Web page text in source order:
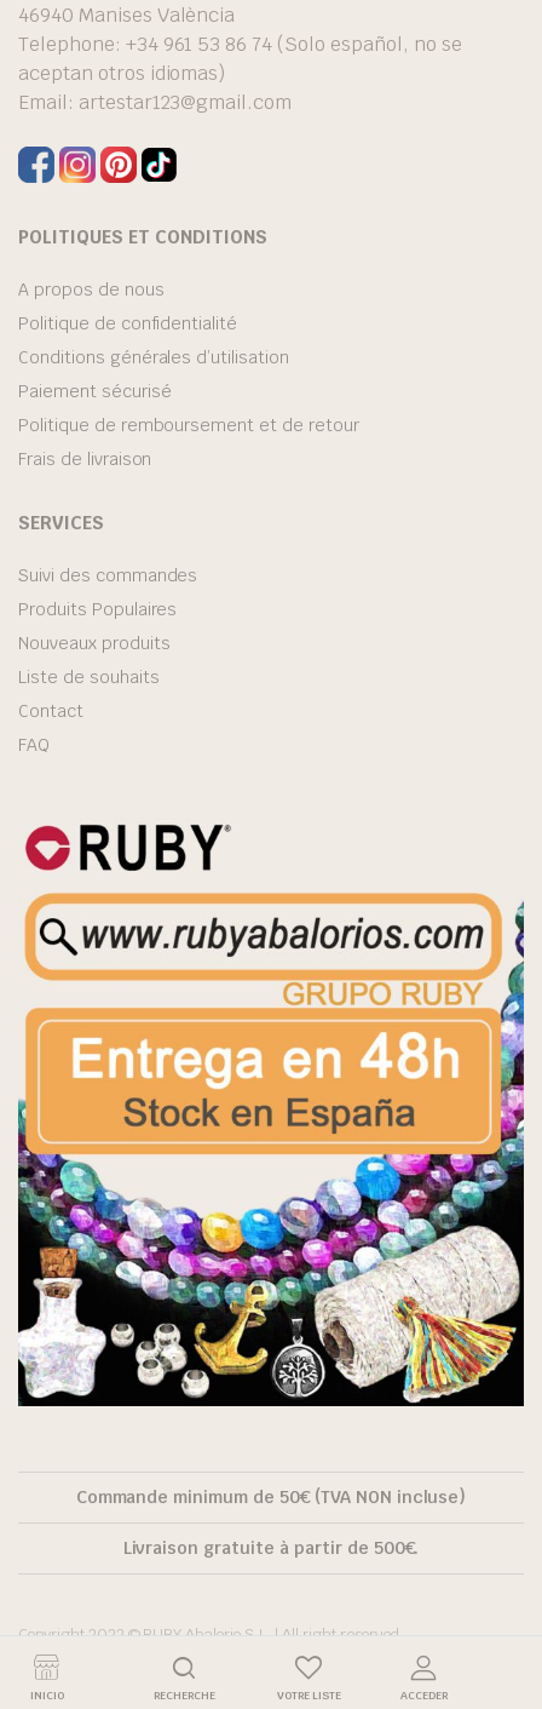
46940 Manises València
Telephone: +34 961 53 86 74 (Solo español, no se
aceptan otros idiomas)
Email: artestar123@gmail.com
POLITIQUES ET CONDITIONS
A propos de nous
Politique de confidentialité
Conditions générales d’utilisation
Paiement sécurisé
Politique de remboursement et de retour
Frais de livraison
SERVICES
Suivi des commandes
Produits Populaires
Nouveaux produits
Liste de souhaits
Contact
FAQ
Commande minimum de 50€ (TVA NON incluse)
Livraison gratuite à partir de 500€.
Copyright 2022 © RUBY Abalorio S.L. | All right reserved.
INICIO RECHERCHE VOTRE LISTE ACCEDER